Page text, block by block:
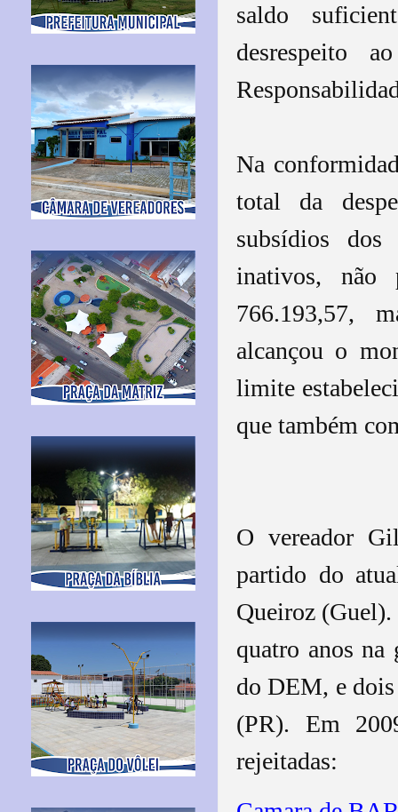
saldo
desrespeito
Na
total da
subsídios
inativos, não
766.193,57,
alcançou o
limite
que também
O vereador
partido do
Queiroz (Guel).
quatro anos na
do DEM, e
(PR). Em
rejeitadas: